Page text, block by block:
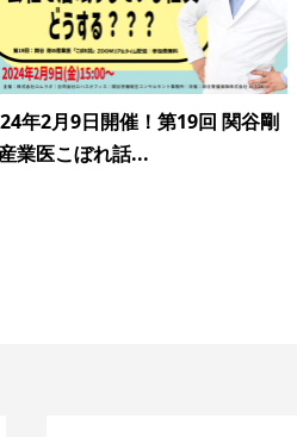
年2月9日開催！第19回 関谷剛
業医こぼれ話...